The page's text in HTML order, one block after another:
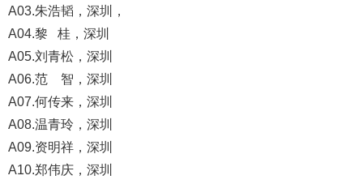
A03.朱浩韬，深圳，
A04.黎 桂，深圳
A05.刘青松，深圳
A06.范 智，深圳
A07.何传来，深圳
A08.温青玲，深圳
A09.资明祥，深圳
A10.郑伟庆，深圳